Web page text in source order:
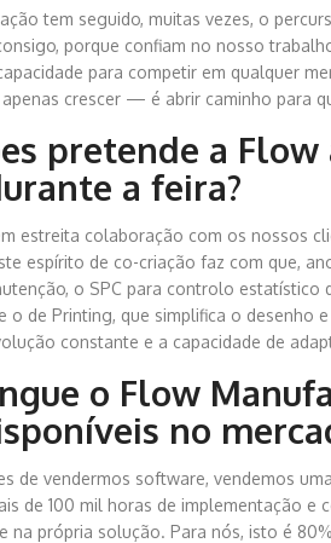
tem seguido, muitas vezes, o
porque confiam no nosso
para competir em qualquer
crescer — é abrir caminho para
pretende a
a feira?
estreita colaboração com os nossos
espírito de co-criação faz com que,
o SPC para controlo
o de Printing, que simplifica o desenho
constante e a capacidade de
o Flow
no
de vendermos software, vendemos
de 100 mil horas de implementação
na própria solução. Para nós, isto é